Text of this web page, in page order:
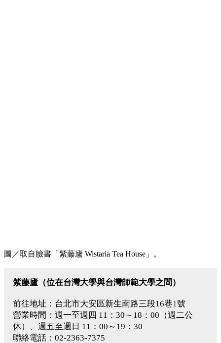
圖／取自臉書「紫藤廬 Wistaria Tea House」。
紫藤廬（位在台灣大學與台灣師範大學之間）
前往地址：台北市大安區新生南路三段16巷1號
營業時間：週一至週四 11：30～18：00（週二公
休）、週五至週日 11：00～19：30
聯絡電話：02-2363-7375